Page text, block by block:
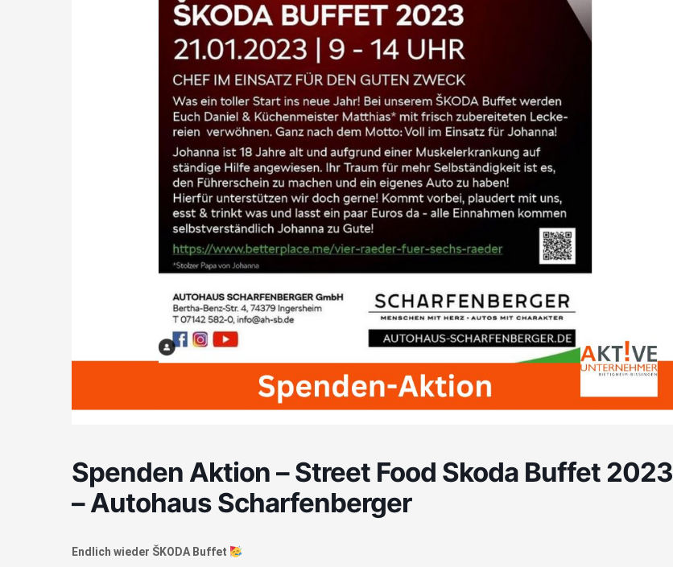
Spenden Aktion – Street Food Skoda Buffet 2023
– Autohaus Scharfenberger
Endlich wieder ŠKODA Buffet